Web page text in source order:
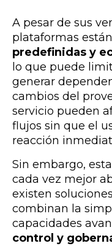
A pesar de sus
plataformas
predefinidas y
lo que puede
generar
cambios del
servicio pueden
flujos sin que el
reacción
Sin embargo,
cada vez mejor
existen
combinan la
capacidades
control y